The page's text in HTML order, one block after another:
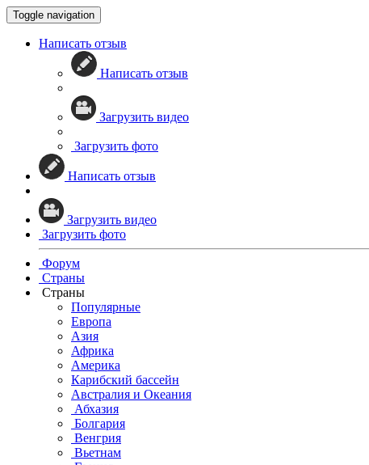
Toggle navigation
Написать отзыв
Написать отзыв
Загрузить видео
Загрузить фото
Написать отзыв
Загрузить видео
Загрузить фото
Форум
Страны
Страны
Популярные
Европа
Азия
Африка
Америка
Карибский бассейн
Австралия и Океания
Абхазия
Болгария
Венгрия
Вьетнам